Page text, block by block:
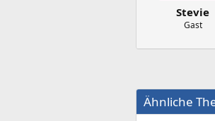
Stevie
Gast
Ähnliche